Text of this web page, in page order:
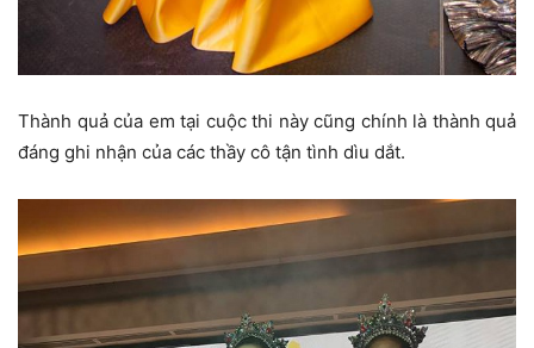
Thành quả của em tại cuộc thi này cũng chính là thành quả
đáng ghi nhận của các thầy cô tận tình dìu dắt.